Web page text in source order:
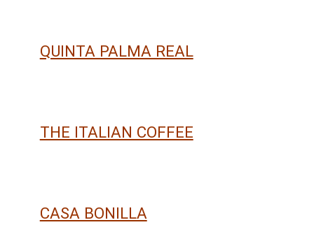
QUINTA PALMA REAL
THE ITALIAN COFFEE
CASA BONILLA